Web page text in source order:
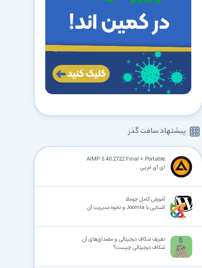
پیشنهاد سافت گذر
AIMP 5.40.2722 Final + Portable
ای آی ام پی
آموزش کامل جوملا
آشنایی با Joomla و نحوه مدیریت آن
تعریف شکاف دیجیتالی و مصداق‌های آن
شکاف دیجیتالی چیست؟